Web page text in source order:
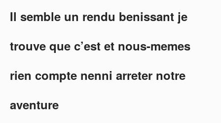
Il semble un rendu benissant je
trouve que c’est et nous-memes
rien compte nenni arreter notre
aventure